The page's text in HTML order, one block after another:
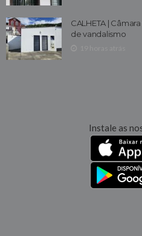
CALHETA |
de vandalismo
Instale as